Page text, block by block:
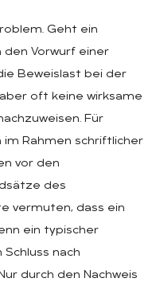
Geht ein
Vorwurf einer
Beweislast bei der
oft keine wirksame
Für
im Rahmen schriftlicher
vor den
des
vermuten, dass ein
ein typischer
nach
durch den Nachweis